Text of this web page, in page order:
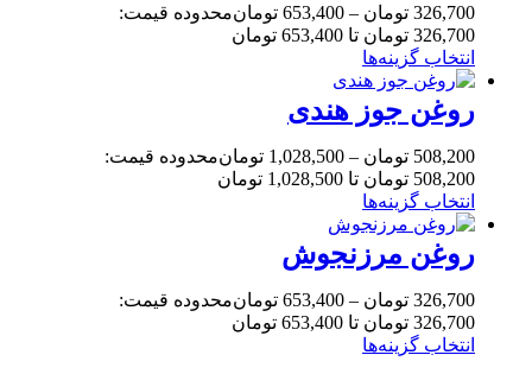
326,700 تومان –
653,400 تومانمحدوده قیمت:
326,700 تومان تا 653,400 تومان
انتخاب گزینه‌ها
روغن جوز هندی
508,200 تومان –
1,028,500 تومانمحدوده قیمت:
508,200 تومان تا 1,028,500 تومان
انتخاب گزینه‌ها
روغن مرزنجوش
326,700 تومان –
653,400 تومانمحدوده قیمت:
326,700 تومان تا 653,400 تومان
انتخاب گزینه‌ها